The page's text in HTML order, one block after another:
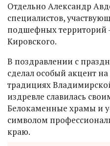
Отдельно Александр
специалистов,
подшефных территорий
Кировского.
В поздравлении с
сделал особый акцент
традициях
издревле славилась
Белокаменные храмы и
символом
краю.